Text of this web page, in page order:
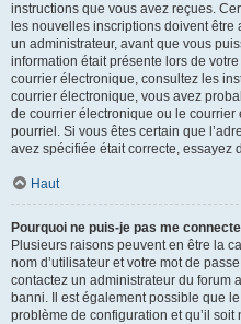
instructions que vous avez reçues.
les nouvelles inscriptions doivent
un administrateur, avant que vous
information était présente lors de
courrier électronique, consultez les
courrier électronique, vous avez
de courrier électronique ou le courrier
pourriel. Si vous êtes certain que
avez spécifiée était correcte, essayez
Haut
Pourquoi ne puis-je pas me
Plusieurs raisons peuvent en être la
nom d’utilisateur et votre mot de
contactez un administrateur du forum
banni. Il est également possible que
problème de configuration et qu’il soit